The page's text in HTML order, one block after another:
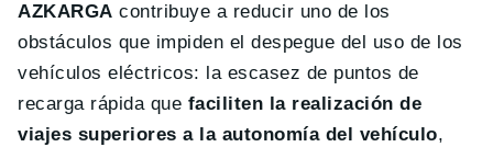
AZKARGA contribuye a reducir uno de los
obstáculos que impiden el despegue del uso de los
vehículos eléctricos: la escasez de puntos de
recarga rápida que faciliten la realización de
viajes superiores a la autonomía del vehículo,